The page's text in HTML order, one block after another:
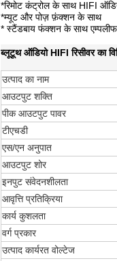
*रिमोट कंट्रोल के साथ HIFI
*म्यूट और पोज़ फ़ंक्शन के साथ
* स्टैंडबाय फंक्शन के साथ
ब्लूटूथ ऑडियो HIFI रिसीवर का
उत्पाद का नाम
आउटपुट शक्ति
पीक आउटपुट पावर
टीएचडी
एस/एन अनुपात
आउटपुट शोर
इनपुट संवेदनशीलता
आवृत्ति प्रतिक्रिया
कार्य कुशलता
वर्ग प्रकार
उत्पाद कार्यरत वोल्टेज